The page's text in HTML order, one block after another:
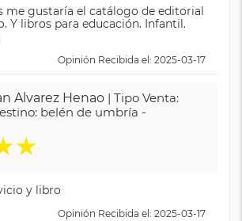
me gustaría el catálogo de editorial
Y libros para educación. Infantil.
Opinión Recibida el: 2025-03-17
Alvarez Henao | Tipo Venta:
belén de umbría -
★
y libro
Opinión Recibida el: 2025-03-17